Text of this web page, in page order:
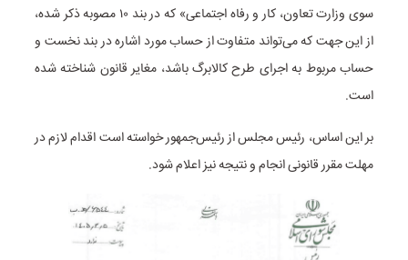
سوی وزارت تعاون، کار و رفاه اجتماعی» که در بند ۱۰ مصوبه ذکر شده،
از این جهت که می‌تواند متفاوت از حساب مورد اشاره در بند نخست و
حساب مربوط به اجرای طرح کالابرگ باشد، مغایر قانون شناخته شده
است.
بر این اساس، رئیس مجلس از رئیس‌جمهور خواسته است اقدام لازم در
مهلت مقرر قانونی انجام و نتیجه نیز اعلام شود.